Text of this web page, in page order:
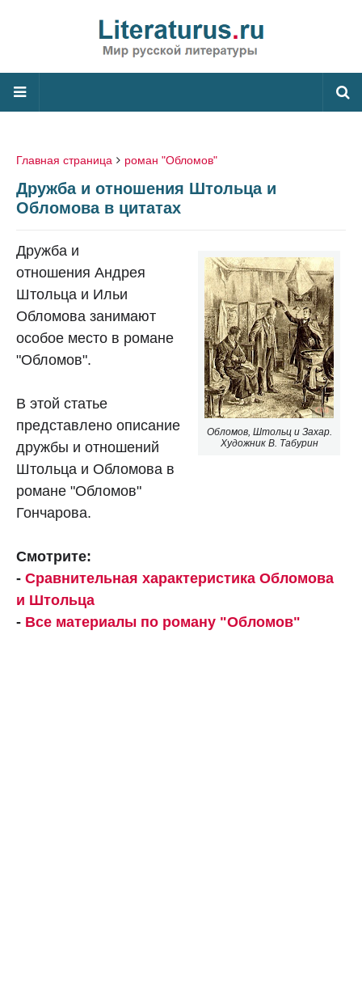
Главная страница роман "Обломов"
Дружба и отношения Штольца и
Обломова в цитатах
Обломов, Штольц и Захар.
Художник В. Табурин
Дружба и
отношения Андрея
Штольца и Ильи
Обломова занимают
особое место в романе
"Обломов".
В этой статье
представлено описание
дружбы и отношений
Штольца и Обломова в
романе "Обломов"
Гончарова.
Смотрите:
- Сравнительная характеристика Обломова
и Штольца
- Все материалы по роману "Обломов"